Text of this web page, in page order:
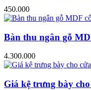
450.000
Bàn thu ngân gỗ
4.300.000
Giá kệ trưng bày